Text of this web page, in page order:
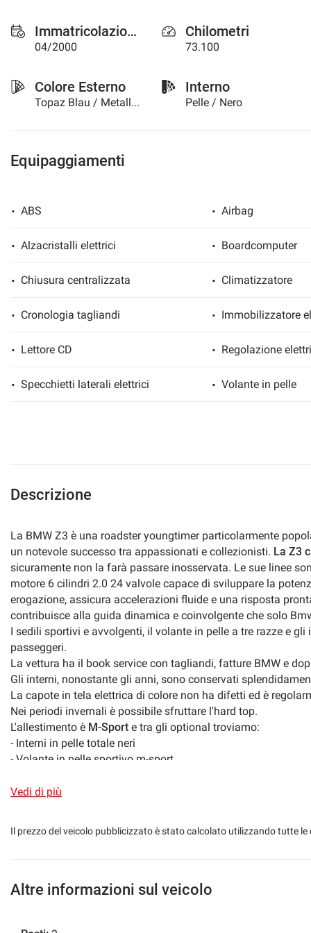
Immatricolazione
04/2000
Chilometri
73.100
Colore Esterno
Topaz Blau / Metallizzato
Interno
Pelle / Nero
Equipaggiamenti
ABS Airbag
Alzacristalli elettrici Boardcomputer
Chiusura centralizzata Climatizzatore
Cronologia tagliandi Immobilizzatore
Lettore CD Regolazione
Specchietti laterali elettrici Volante in pelle
Descrizione
La BMW Z3 è una roadster youngtimer particolarmente
un notevole successo tra appassionati e collezionisti. La Z3
sicuramente non la farà passare inosservata. Le sue linee
motore 6 cilindri 2.0 24 valvole capace di sviluppare la
erogazione, assicura accelerazioni fluide e una risposta
contribuisce alla guida dinamica e coinvolgente che solo
I sedili sportivi e avvolgenti, il volante in pelle a tre razze e
passeggeri.
La vettura ha il book service con tagliandi, fatture BMW e
Gli interni, nonostante gli anni, sono conservati
La capote in tela elettrica di colore non ha difetti ed è
Nei periodi invernali è possibile sfruttare l'hard top.
L'allestimento è M-Sport e tra gli optional troviamo:
- Interni in pelle totale neri
- Volante in pelle sportivo m-sport
- Radio originale BMW + Radio CD Sony
- Frangivento
----
Vedi di più
Il prezzo del veicolo pubblicizzato è stato calcolato utilizzando tutte
Altre informazioni sul veicolo
strumenti
di
tracciamento
rimanda
alla
cookie
rivedere
e
tue
qualsiasi
Cookie necessari
Cookie per il miglioramento dell'esperienza utente
Cookie di marketing